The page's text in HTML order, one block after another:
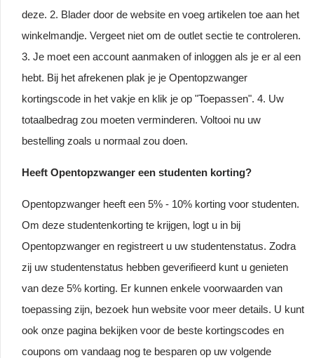
deze. 2. Blader door de website en voeg artikelen toe aan het
winkelmandje. Vergeet niet om de outlet sectie te controleren.
3. Je moet een account aanmaken of inloggen als je er al een
hebt. Bij het afrekenen plak je je Opentopzwanger
kortingscode in het vakje en klik je op "Toepassen". 4. Uw
totaalbedrag zou moeten verminderen. Voltooi nu uw
bestelling zoals u normaal zou doen.
Heeft Opentopzwanger een studenten korting?
Opentopzwanger heeft een 5% - 10% korting voor studenten.
Om deze studentenkorting te krijgen, logt u in bij
Opentopzwanger en registreert u uw studentenstatus. Zodra
zij uw studentenstatus hebben geverifieerd kunt u genieten
van deze 5% korting. Er kunnen enkele voorwaarden van
toepassing zijn, bezoek hun website voor meer details. U kunt
ook onze pagina bekijken voor de beste kortingscodes en
coupons om vandaag nog te besparen op uw volgende